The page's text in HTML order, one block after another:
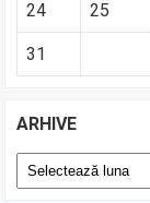
24 25
31
ARHIVE
Arhive